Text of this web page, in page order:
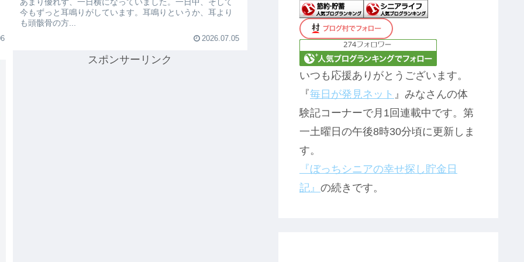
今もずっと耳鳴りがしています。耳鳴りというか、耳より
も頭骸骨の方...
2026.07.05
スポンサーリンク
いつも応援ありがとうございます。
『毎日が発見ネット 』みなさんの体
験記コーナーで月1回連載中です。第
一土曜日の午後8時30分頃に更新しま
す。
『ぼっちシニアの幸せ探し貯金日
記』 の続きです。